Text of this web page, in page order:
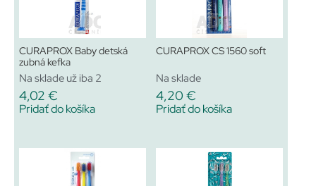
Bratisl
ava
CURAPROX Baby detská
zubná kefka
Na sklade už iba 2
4,02 €
Pridať do košíka
CURAPROX CS 1560 soft
Na sklade
4,20 €
Pridať do košíka